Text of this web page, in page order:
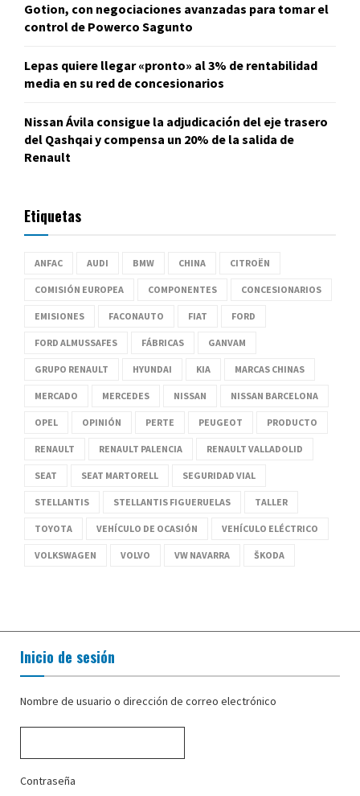
Gotion, con negociaciones avanzadas para tomar el
control de Powerco Sagunto
Lepas quiere llegar «pronto» al 3% de rentabilidad
media en su red de concesionarios
Nissan Ávila consigue la adjudicación del eje trasero
del Qashqai y compensa un 20% de la salida de
Renault
Etiquetas
ANFAC AUDI BMW CHINA CITROËN
COMISIÓN EUROPEA COMPONENTES CONCESIONARIOS
EMISIONES FACONAUTO FIAT FORD
FORD ALMUSSAFES FÁBRICAS GANVAM
GRUPO RENAULT HYUNDAI KIA MARCAS CHINAS
MERCADO MERCEDES NISSAN NISSAN BARCELONA
OPEL OPINIÓN PERTE PEUGEOT PRODUCTO
RENAULT RENAULT PALENCIA RENAULT VALLADOLID
SEAT SEAT MARTORELL SEGURIDAD VIAL
STELLANTIS STELLANTIS FIGUERUELAS TALLER
TOYOTA VEHÍCULO DE OCASIÓN VEHÍCULO ELÉCTRICO
VOLKSWAGEN VOLVO VW NAVARRA ŠKODA
Inicio de sesión
Nombre de usuario o dirección de correo electrónico
Contraseña